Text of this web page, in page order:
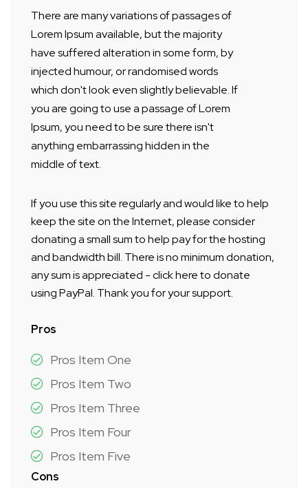
There are many variations of passages of
Lorem Ipsum available, but the majority
have suffered alteration in some form, by
injected humour, or randomised words
which don't look even slightly believable. If
you are going to use a passage of Lorem
Ipsum, you need to be sure there isn't
anything embarrassing hidden in the
middle of text.
If you use this site regularly and would like to help
keep the site on the Internet, please consider
donating a small sum to help pay for the hosting
and bandwidth bill. There is no minimum donation,
any sum is appreciated - click here to donate
using PayPal. Thank you for your support.
Pros
Pros Item One
Pros Item Two
Pros Item Three
Pros Item Four
Pros Item Five
Cons